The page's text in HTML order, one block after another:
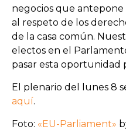
negocios que
al respeto de los
de la casa común.
electos en el
pasar esta oportunidad
El plenario del lunes 8
aquí.
Foto: «EU-Parliament»